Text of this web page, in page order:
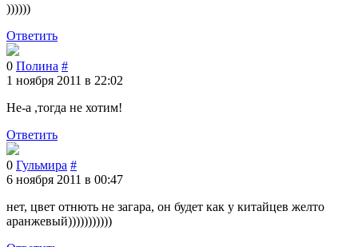
))))))
Ответить
0 Полина #
1 ноября 2011 в 22:02
Не-а ,тогда не хотим!
Ответить
0 Гульмира #
6 ноября 2011 в 00:47
нет, цвет отнють не загара, он будет как у китайцев желто
аранжевый)))))))))))